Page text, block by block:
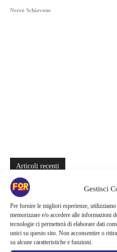
Gestisci
Per fornire le migliori esperienze,
memorizzare e/o accedere alle informazioni
tecnologie ci permetterà di elaborare dati
unici su questo sito. Non acconsentire o
su alcune caratteristiche e funzioni.
Nereo Schiavone
Articoli recenti
La bocca del diavolo arriva su
nuovo survival horror: una vacanza
La paura dell’altezza torna al
scenario: una nuova sfida senza